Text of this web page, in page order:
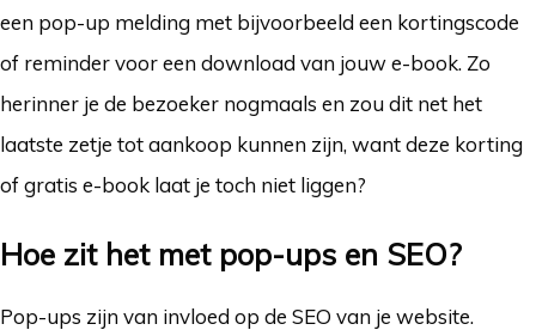
een pop-up melding met bijvoorbeeld een kortingscode
of reminder voor een download van jouw e-book. Zo
herinner je de bezoeker nogmaals en zou dit net het
laatste zetje tot aankoop kunnen zijn, want deze korting
of gratis e-book laat je toch niet liggen?
Hoe zit het met pop-ups en SEO?
Pop-ups zijn van invloed op de SEO van je website.